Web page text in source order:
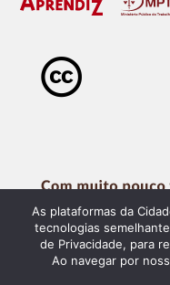
As plataformas da
tecnologias
de Privacidade, para
Ao navegar por